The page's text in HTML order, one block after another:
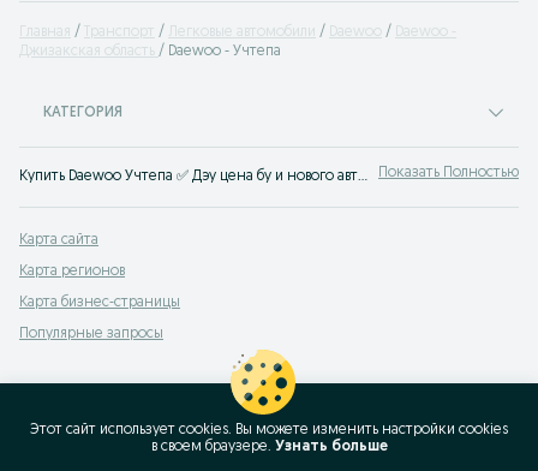
Главная Транспорт Легковые автомобили Daewoo
Daewoo -
Джизакская область
Daewoo - Учтепа
КАТЕГОРИЯ
Купить Daewoo Учтепа ✅ Дэу цена бу и нового авто ☝ Большой выбор автомобилей по выгодным ценам на OLX.uz (ранее Torg.uz) Показать Полностью
Карта сайта
Карта регионов
Карта бизнес-страницы
Популярные запросы
Этот сайт использует cookies. Вы можете изменить настройки cookies
в своeм браузере. Узнать больше